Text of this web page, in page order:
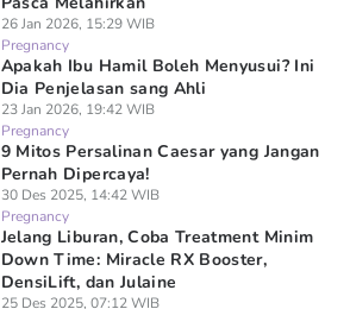
26 Jan 2026, 15:29 WIB
Pregnancy
Apakah Ibu Hamil Boleh Menyusui? Ini
Dia Penjelasan sang Ahli
23 Jan 2026, 19:42 WIB
Pregnancy
9 Mitos Persalinan Caesar yang Jangan
Pernah Dipercaya!
30 Des 2025, 14:42 WIB
Pregnancy
Jelang Liburan, Coba Treatment Minim
Down Time: Miracle RX Booster,
DensiLift, dan Julaine
25 Des 2025, 07:12 WIB